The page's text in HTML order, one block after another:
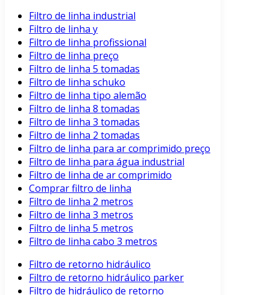
Filtro de linha industrial
Filtro de linha y
Filtro de linha profissional
Filtro de linha preço
Filtro de linha 5 tomadas
Filtro de linha schuko
Filtro de linha tipo alemão
Filtro de linha 8 tomadas
Filtro de linha 3 tomadas
Filtro de linha 2 tomadas
Filtro de linha para ar comprimido preço
Filtro de linha para água industrial
Filtro de linha de ar comprimido
Comprar filtro de linha
Filtro de linha 2 metros
Filtro de linha 3 metros
Filtro de linha 5 metros
Filtro de linha cabo 3 metros
Filtro de retorno hidráulico
Filtro de retorno hidráulico parker
Filtro de hidráulico de retorno